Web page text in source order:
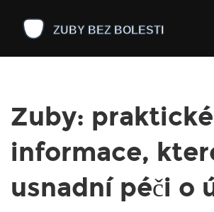
Zuby: praktické
informace,
usnadní péči o